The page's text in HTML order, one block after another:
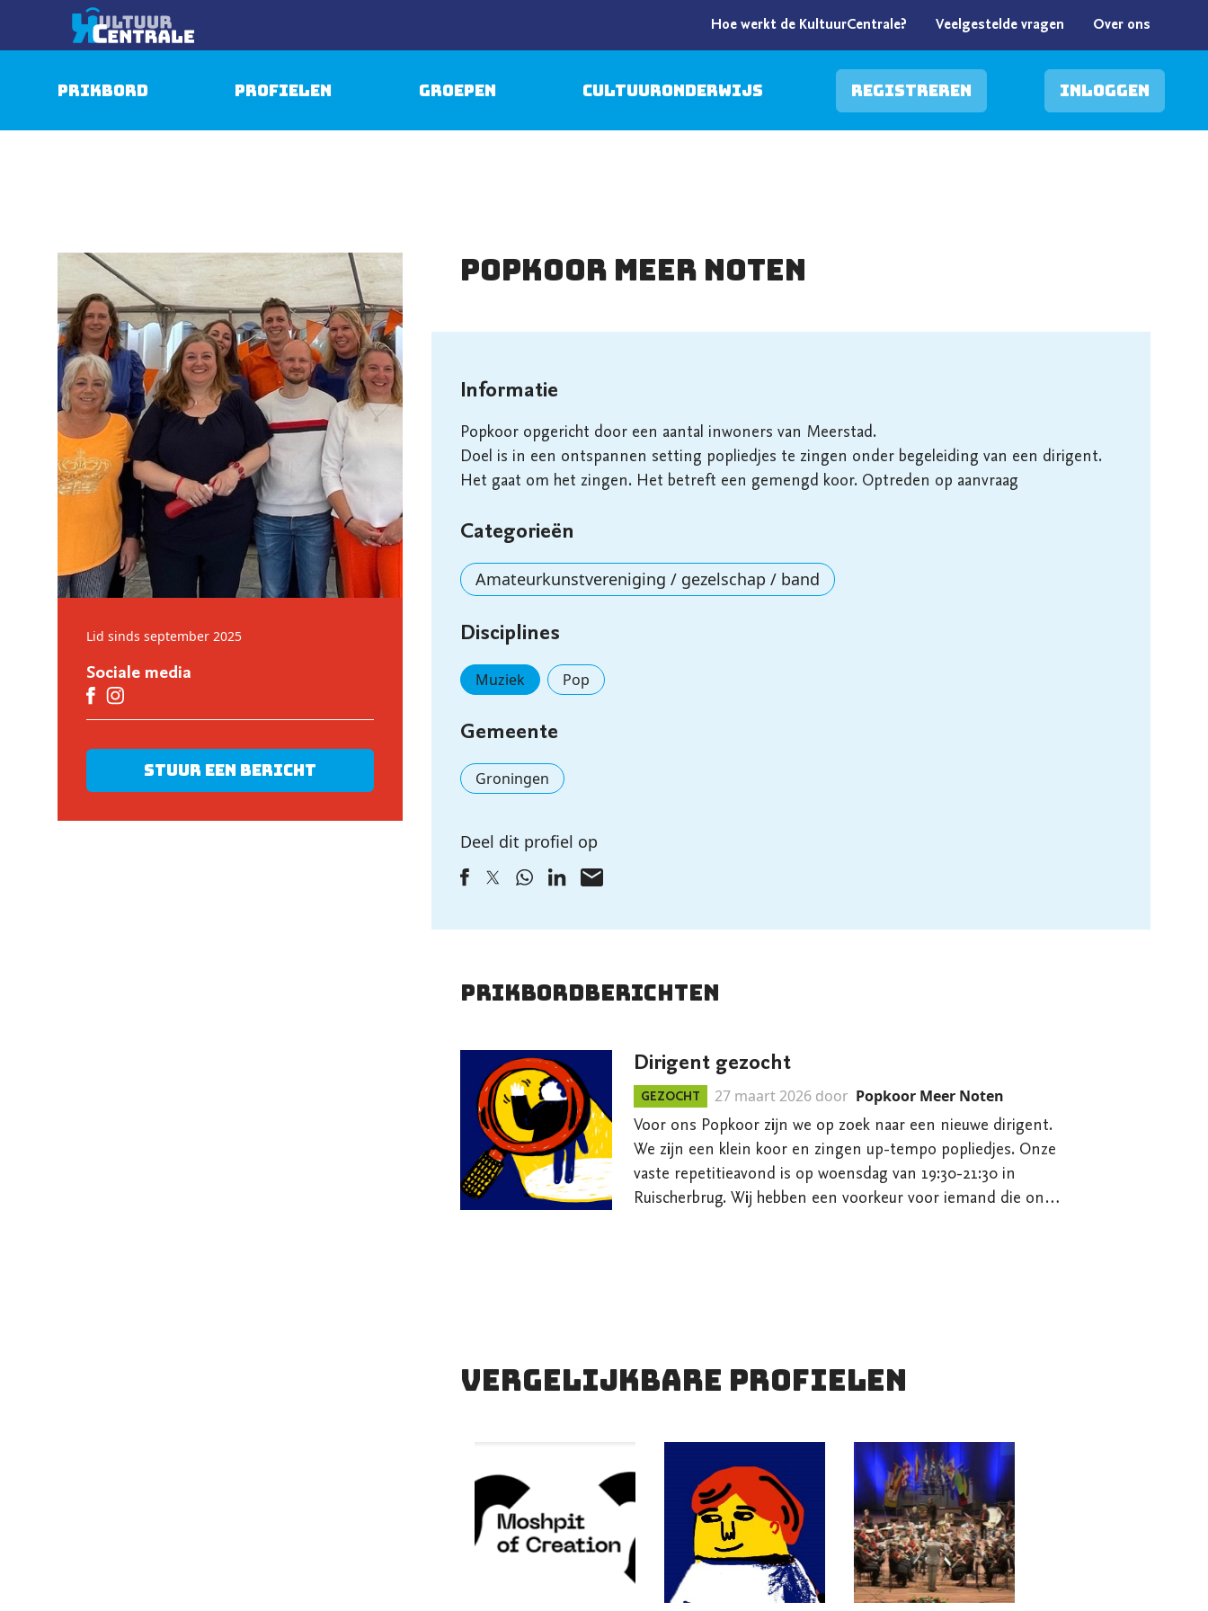
Hoe werkt de KultuurCentrale? Veelgestelde vragen Over ons
Prikbord Profielen Groepen Cultuuronderwijs Registreren Inloggen
Lid sinds september 2025
Sociale media
Stuur een bericht
Popkoor Meer Noten
Informatie
Popkoor opgericht door een aantal inwoners van Meerstad.
Doel is in een ontspannen setting popliedjes te zingen onder begeleiding van een dirigent.
Het gaat om het zingen. Het betreft een gemengd koor. Optreden op aanvraag
Categorieën
Amateurkunstvereniging / gezelschap / band
Disciplines
Muziek Pop
Gemeente
Groningen
Deel dit profiel op
Prikbordberichten
Dirigent gezocht
GEZOCHT 27 maart 2026 door Popkoor Meer Noten
Voor ons Popkoor zijn we op zoek naar een nieuwe dirigent.
We zijn een klein koor en zingen up-tempo popliedjes. Onze
vaste repetitieavond is op woensdag van 19:30-21:30 in
Ruischerbrug. Wij hebben een voorkeur voor iemand die ons
vergelijkbare profielen